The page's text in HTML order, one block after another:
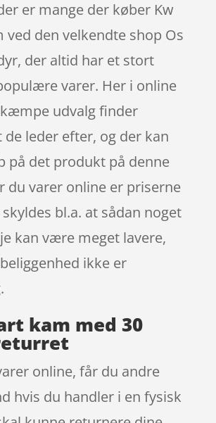
er mange der køber Kw
ved den velkendte shop Os
der altid har et stort
varer. Her i online
udvalg finder
de leder efter, og der kan
på det produkt på denne
du varer online er priserne
bl.a. at sådan noget
kan være meget lavere,
ikke er
kam med 30
online, får du andre
hvis du handler i en fysisk